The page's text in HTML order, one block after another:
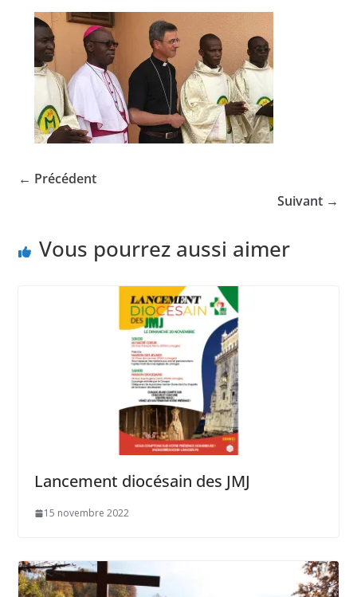
← Précédent
Suivant →
Vous pourrez aussi aimer
Lancement diocésain des JMJ
15 novembre 2022